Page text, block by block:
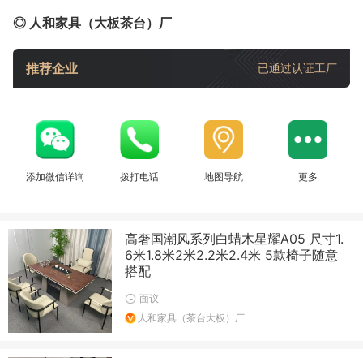
◎ 人和家具（大板茶台）厂
推荐企业 已通过认证工厂
添加微信详询 拨打电话 地图导航 更多
高奢国潮风系列白蜡木星耀A05 尺寸1.
6米1.8米2米2.2米2.4米 5款椅子随意
搭配
面议
人和家具（茶台大板）厂